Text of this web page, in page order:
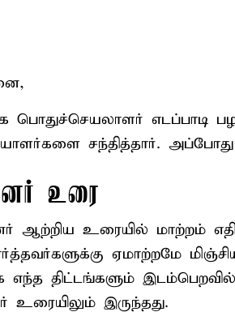
பொதுச்செயலாளர் எடப்பாடி
சந்தித்தார்.
உரை
ஆற்றிய உரையில் மாற்றம்
ஏமாற்றமே
எந்த திட்டங்களும்
உரையிலும் இருந்தது.